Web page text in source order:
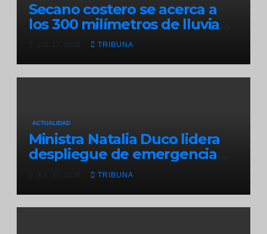
Secano costero se acerca a
los 300 milímetros de lluvia
por sistema frontal
TRIBUNA
ACTUALIDAD
Ministra Natalia Duco lidera
despliegue de emergencia
en O’Higgins tras sistema
TRIBUNA